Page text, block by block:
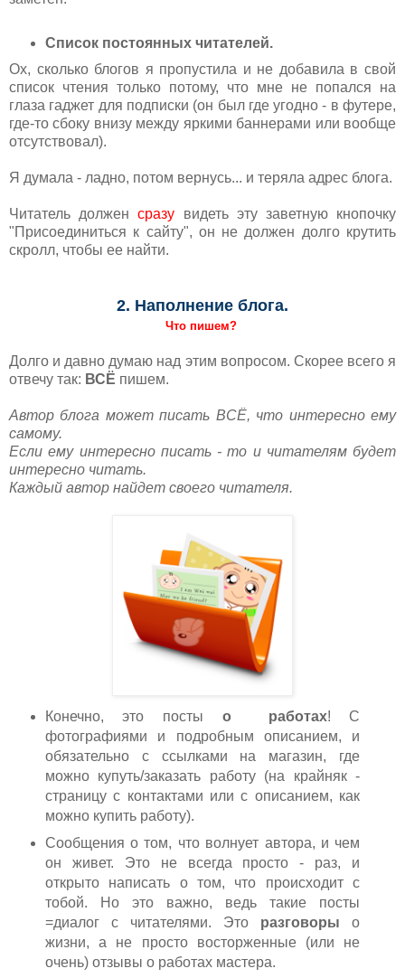
Список постоянных читателей.
Ох, сколько блогов я пропустила и не добавила в свой
список чтения только потому, что мне не попался на
глаза гаджет для подписки (он был где угодно - в футере,
где-то сбоку внизу между яркими баннерами или вообще
отсутствовал).
Я думала - ладно, потом вернусь... и теряла адрес блога.
Читатель долженсразу видеть эту заветную кнопочку
"Присоединиться к сайту", он не должен долго крутить
скролл, чтобы ее найти.
2. Наполнение блога.
Что пишем?
Долго и давно думаю над этим вопросом. Скорее всего я
отвечу так: ВСЁ пишем.
Автор блога может писать ВСЁ, что интересно ему
самому.
Если ему интересно писать - то и читателям будет
интересно читать.
Каждый автор найдет своего читателя.
Конечно, это посты о работах! С
фотографиями и подробным описанием, и
обязательно с ссылками на магазин, где
можно купуть/заказать работу (на крайняк -
страницу с контактами или с описанием, как
можно купить работу).
Сообщения о том, что волнует автора, и чем
он живет. Это не всегда просто - раз, и
открыто написать о том, что происходит с
тобой. Но это важно, ведь такие посты
=диалог с читателями. Это разговоры о
жизни, а не просто восторженные (или не
очень) отзывы о работах мастера.